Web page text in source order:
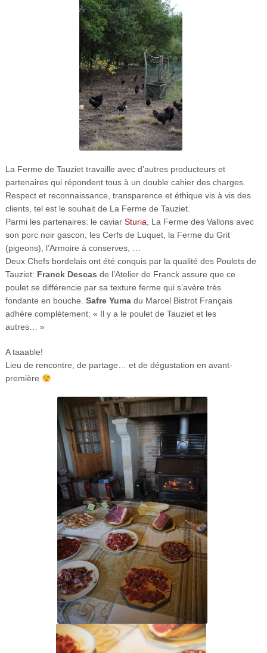
La Ferme de Tauziet travaille avec d’autres producteurs et
partenaires qui répondent tous à un double cahier des charges.
Respect et reconnaissance, transparence et éthique vis à vis des
clients, tel est le souhait de La Ferme de Tauziet.
Parmi les partenaires: le caviar Sturia, La Ferme des Vallons avec
son porc noir gascon, les Cerfs de Luquet, la Ferme du Grit
(pigeons), l’Armoire à conserves, …
Deux Chefs bordelais ont été conquis par la qualité des Poulets de
Tauziet: Franck Descas de l’Atelier de Franck assure que ce
poulet se différencie par sa texture ferme qui s’avère très
fondante en bouche. Safre Yumadu Marcel Bistrot Français
adhère complètement: « Il y a le poulet de Tauziet et les
autres… »
A taaable!
Lieu de rencontre, de partage… et de dégustation en avant-
première